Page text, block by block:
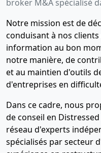
broker M&A spécialisé
Notre mission est de
conduisant à nos
information au bon
notre manière, de
et au maintien d'outils
d'entreprises en
Dans ce cadre, nous
de conseil en
réseau d'experts
spécialisés par secteur